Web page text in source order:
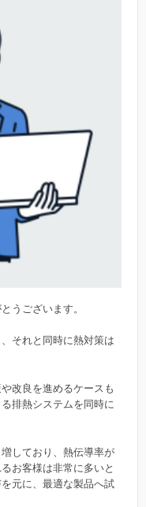
うございます。
それと同時に熱対策は
改良を進めるケースも
排熱システムを同時に
しており、熱伝導率が
お客様は非常に多いと
元に、最適な製品へ試